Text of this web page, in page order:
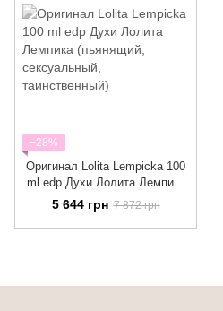
−28%
Оригинал Lolita Lempicka 100
ml edp Духи Лолита Лемпика
(пьянящий, сексуальный,
таинственный)
5 644 грн 7 872 грн